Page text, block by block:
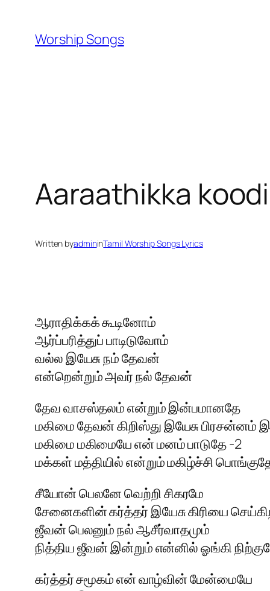
content
Worship Songs
Aaraathikka
Written byadmininTamil Worship Songs Lyrics
ஆராதிக்கக் கூடினோம்
ஆர்ப்பரித்துப் பாடிடுவோம்
வல்ல இயேசு நம் தேவன்
என்றென்றும் அவர் நல் தேவன்
தேவ வாசஸ்தலம் என்றும் இன்பமானதே
மகிமை தேவன் கிறிஸ்து இயேசு பிரசன்னம்
மகிமை மகிமையே என் மனம் பாடுதே -2
மக்கள் மத்தியில் என்றும் மகிழ்ச்சி
சீயோன் பெலனே வெற்றி சிகரமே
சேனைகளின் கர்த்தர் இயேசு கிரியை
ஜீவன் பெலனும் நல் ஆசீர்வாதமும்
நித்திய ஜீவன் இன்றும் என்னில் ஓங்கி
கர்த்தர் சமூகம் என் வாழ்வின் மேன்மையே